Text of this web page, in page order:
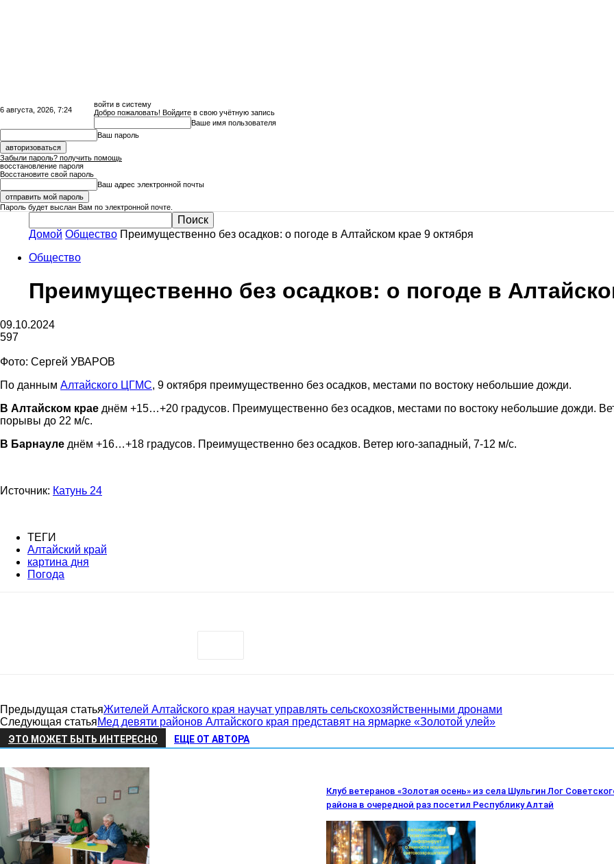
6 августа, 2026, 7:24
войти в систему
Добро пожаловать! Войдите в свою учётную запись
Ваше имя пользователя
Ваш пароль
Забыли пароль? получить помощь
восстановление пароля
Восстановите свой пароль
Ваш адрес электронной почты
Пароль будет выслан Вам по электронной почте.
газеты
«Районные
края
Домой Общество Преимущественно без осадков: о погоде в Алтайском крае 9 октября
Общество
Преимущественно без осадков: о погоде в
09.10.2024
597
Фото: Сергей УВАРОВ
По данным Алтайского ЦГМС, 9 октября преимущественно без осадков, местами по востоку небольшие дожди.
В Алтайском крае днём +15…+20 градусов. Преимущественно без осадков, местами по востоку небольшие дожди.
порывы до 22 м/с.
В Барнауле днём +16…+18 градусов. Преимущественно без осадков. Ветер юго-западный, 7-12 м/с.
Источник: Катунь 24
ТЕГИ
Алтайский край
картина дня
Погода
Предыдущая статьяЖителей Алтайского края научат управлять сельскохозяйственными дронами
Следующая статьяМед девяти районов Алтайского края представят на ярмарке «Золотой улей»
ЭТО МОЖЕТ БЫТЬ ИНТЕРЕСНО ЕЩЕ ОТ АВТОРА
Клуб ветеранов «Золотая осень» из села Шульгин Лог
района в очередной раз посетил Республику Алтай